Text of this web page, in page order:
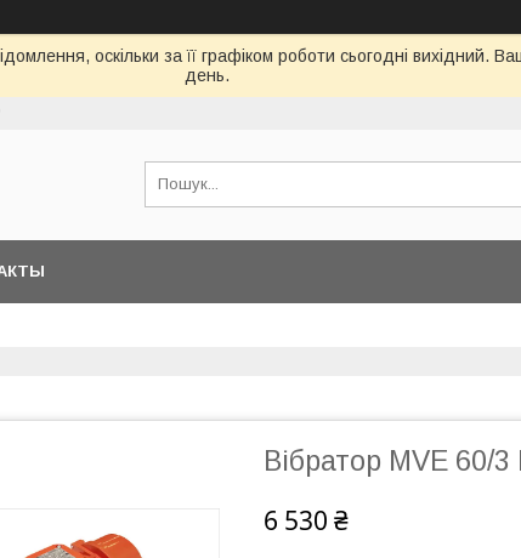
оскільки за її графіком роботи сьогодні вихідний.
день.
Вібратор MVE 60/
6 530 ₴